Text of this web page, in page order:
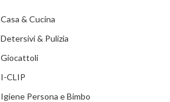
Casa & Cucina
Detersivi & Pulizia
Giocattoli
I-CLIP
Igiene Persona e Bimbo